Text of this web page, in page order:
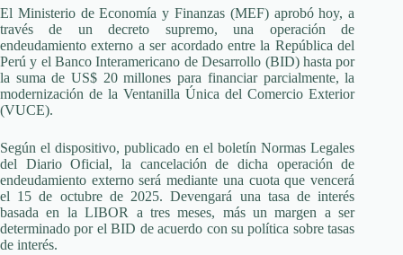
El Ministerio de Economía y Finanzas (MEF) aprobó hoy, a
través de un decreto supremo, una operación de
endeudamiento externo a ser acordado entre la República del
Perú y el Banco Interamericano de Desarrollo (BID) hasta por
la suma de US$ 20 millones para financiar parcialmente, la
modernización de la Ventanilla Única del Comercio Exterior
(VUCE).
Según el dispositivo, publicado en el boletín Normas Legales
del Diario Oficial, la cancelación de dicha operación de
endeudamiento externo será mediante una cuota que vencerá
el 15 de octubre de 2025. Devengará una tasa de interés
basada en la LIBOR a tres meses, más un margen a ser
determinado por el BID de acuerdo con su política sobre tasas
de interés.